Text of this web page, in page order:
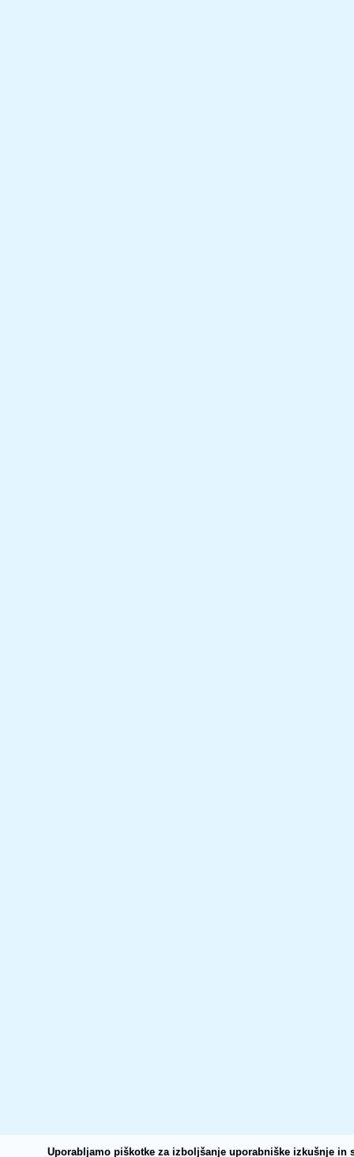
Uporabljamo piškotke za izboljšanje uporabniške izkušnje in